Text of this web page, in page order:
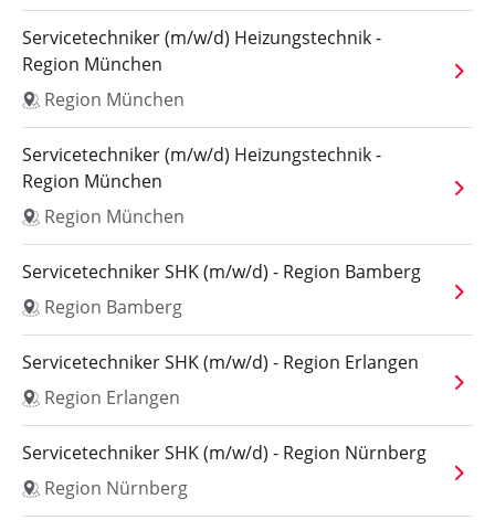
Servicetechniker (m/w/d) Heizungstechnik -
Region München
Region München
Servicetechniker (m/w/d) Heizungstechnik -
Region München
Region München
Servicetechniker SHK (m/w/d) - Region Bamberg
Region Bamberg
Servicetechniker SHK (m/w/d) - Region Erlangen
Region Erlangen
Servicetechniker SHK (m/w/d) - Region Nürnberg
Region Nürnberg